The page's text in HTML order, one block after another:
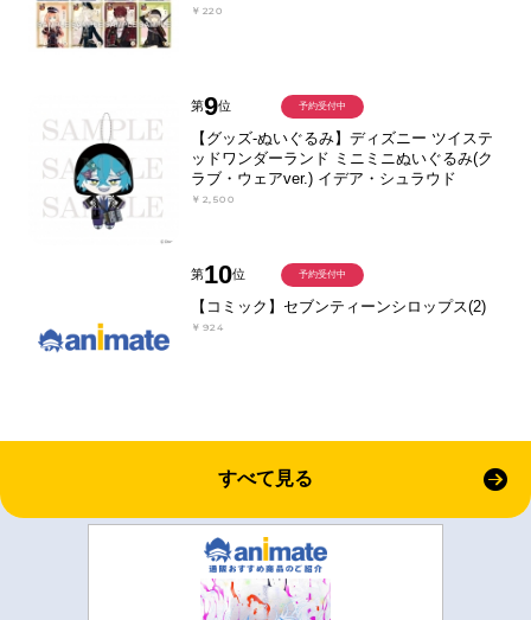
￥220
第9位
【グッズ-ぬいぐるみ】ディズニー ツイステ
ッドワンダーランド ミニミニぬいぐるみ(ク
ラブ・ウェアver.) イデア・シュラウド
￥2,500
予約受付中
第10位
【コミック】セブンティーンシロップス(2)
￥924
予約受付中
すべて見る